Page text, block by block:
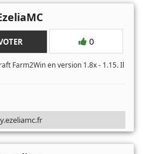
0
Farm2Win en version 1.8x - 1.15. Il